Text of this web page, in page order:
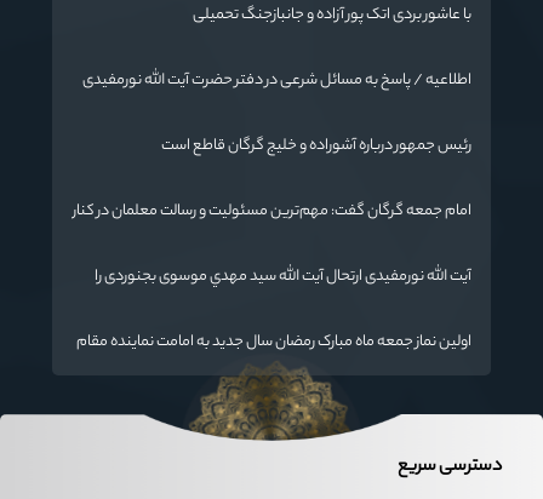
با عاشور بردی اتک پور آزاده و جانبازجنگ تحمیلی
اطلاعیه / پاسخ به مسائل شرعی در دفتر حضرت آیت الله نورمفیدی
رئیس جمهور درباره آشوراده و خلیج گرگان قاطع است
امام جمعه گرگان گفت: مهم‌ترین مسئولیت و رسالت معلمان در کنار
مفید برای آینده ایران اسلامی است.
آیت الله نورمفیدی ارتحال آیت الله سيد مهدي موسوی بجنوردی را
اولین نماز جمعه ماه مبارک رمضان سال جدید به امامت نماینده مقام
معظم رهبری دراستان گلستان اقامه می گردد.
دسترسی سریع